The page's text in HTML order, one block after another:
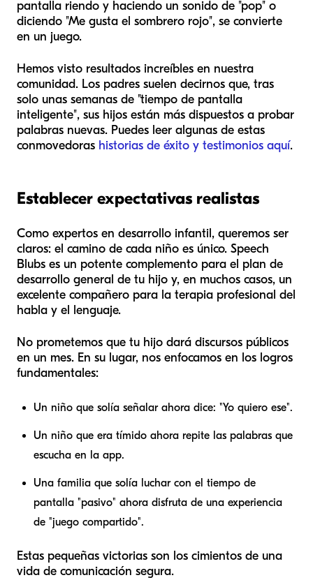
pantalla riendo y haciendo un sonido de "pop" o
diciendo "Me gusta el sombrero rojo", se convierte
en un juego.
Hemos visto resultados increíbles en nuestra
comunidad. Los padres suelen decirnos que, tras
solo unas semanas de "tiempo de pantalla
inteligente", sus hijos están más dispuestos a probar
palabras nuevas. Puedes leer algunas de estas
conmovedoras historias de éxito y testimonios aquí.
Establecer expectativas realistas
Como expertos en desarrollo infantil, queremos ser
claros: el camino de cada niño es único. Speech
Blubs es un potente complemento para el plan de
desarrollo general de tu hijo y, en muchos casos, un
excelente compañero para la terapia profesional del
habla y el lenguaje.
No prometemos que tu hijo dará discursos públicos
en un mes. En su lugar, nos enfocamos en los logros
fundamentales:
Un niño que solía señalar ahora dice: "Yo quiero ese".
Un niño que era tímido ahora repite las palabras que
escucha en la app.
Una familia que solía luchar con el tiempo de
pantalla "pasivo" ahora disfruta de una experiencia
de "juego compartido".
Estas pequeñas victorias son los cimientos de una
vida de comunicación segura.